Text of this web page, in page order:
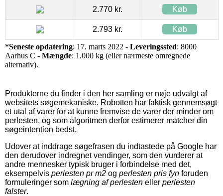
2.770 kr. Køb
2.793 kr. Køb
*Seneste opdatering: 17. marts 2022 - Leveringssted: 8000
Aarhus C - Mængde: 1.000 kg (eller nærmeste omregnede
alternativ).
Produkterne du finder i den her samling er nøje udvalgt af
websitets søgemekaniske. Robotten har faktisk gennemsøgt
et utal af varer for at kunne fremvise de varer der minder om
perlesten, og som algoritmen derfor estimerer matcher din
søgeintention bedst.
Udover at inddrage søgefrasen du indtastede på Google har
den derudover indregnet vendinger, som den vurderer at
andre mennesker typisk bruger i forbindelse med det,
eksempelvis perlesten pr m2 og perlesten pris fyn foruden
formuleringer som lægning af perlesten eller perlesten
falster.